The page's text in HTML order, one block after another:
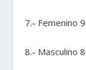
7.- Femenino
8.- Masculino